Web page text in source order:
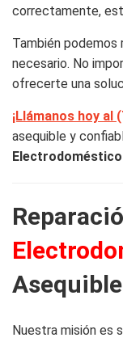
correctamente,
También podemos
necesario. No
ofrecerte una
¡Llámanos hoy al
asequible y
Asequible
Nuestra misión es